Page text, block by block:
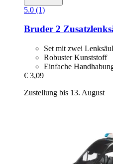
5.0 (1)
Bruder 2
Set mit zwei
Robuster Kunststoff
Einfache
€ 3,09
Zustellung bis 13. August